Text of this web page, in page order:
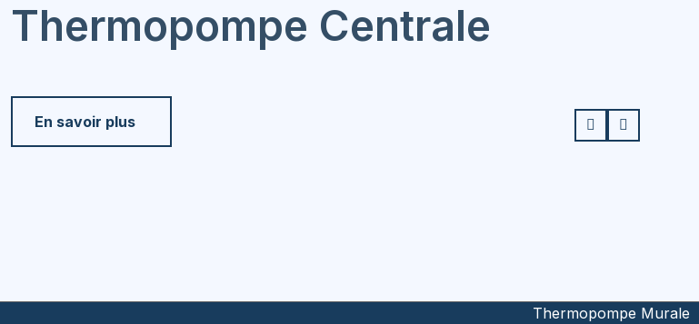
Thermopompe Centrale
En savoir plus
Thermopompe Murale